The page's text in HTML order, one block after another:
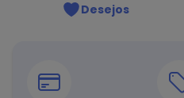
Desejos